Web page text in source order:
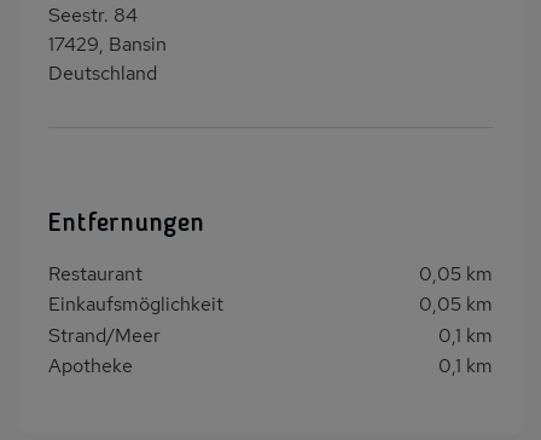
Seestr. 84
17429, Bansin
Deutschland
Entfernungen
Restaurant
0,05 km
Einkaufsmöglichkeit
0,05 km
Strand/Meer
0,1 km
Apotheke
0,1 km